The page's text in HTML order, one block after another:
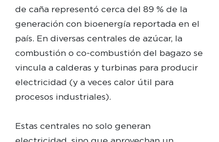
de caña representó cerca del 89 % de la
generación con bioenergía reportada en el
país. En diversas centrales de azúcar, la
combustión o co-combustión del bagazo se
vincula a calderas y turbinas para producir
electricidad (y a veces calor útil para
procesos industriales).
Estas centrales no solo generan